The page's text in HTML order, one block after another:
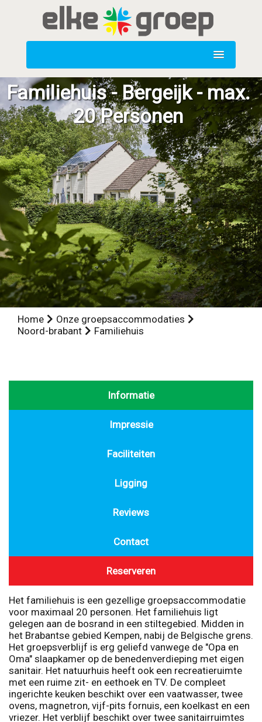
Familiehuis - Bergeijk - max.
20 Personen
Home
Onze groepsaccommodaties
Noord-brabant
Familiehuis
Informatie
Impressie
Faciliteiten
Ligging
Reviews
Contact
Reserveren
Het familiehuis is een gezellige groepsaccommodatie
voor maximaal 20 personen. Het familiehuis ligt
gelegen aan de bosrand in een stiltegebied. Midden in
het Brabantse gebied Kempen, nabij de Belgische grens.
Het groepsverblijf is erg geliefd vanwege de "Opa en
Oma" slaapkamer op de benedenverdieping met eigen
sanitair. Het natuurhuis heeft ook een recreatieruimte
met een ruime zit- en eethoek en TV. De compleet
ingerichte keuken beschikt over een vaatwasser, twee
ovens, magnetron, vijf-pits fornuis, een koelkast en een
vriezer. Het verblijf beschikt over twee sanitairruimtes